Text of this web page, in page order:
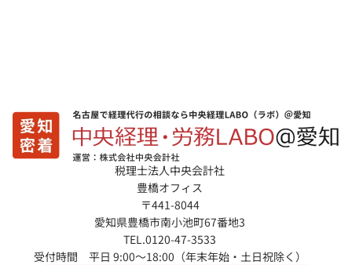
税理士法人中央会計社
豊橋オフィス
〒441-8044
愛知県豊橋市南小池町67番地3
TEL.0120-47-3533
受付時間 平日 9:00～18:00（年末年始・土日祝除く）